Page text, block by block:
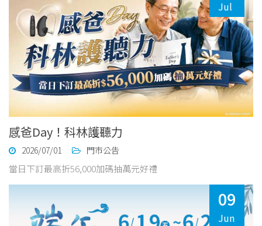
Jul
感爸Day！科林護聽力
2026/07/01 門市公告
當日下訂最高折56,000加碼抽萬元好禮
09
Jun